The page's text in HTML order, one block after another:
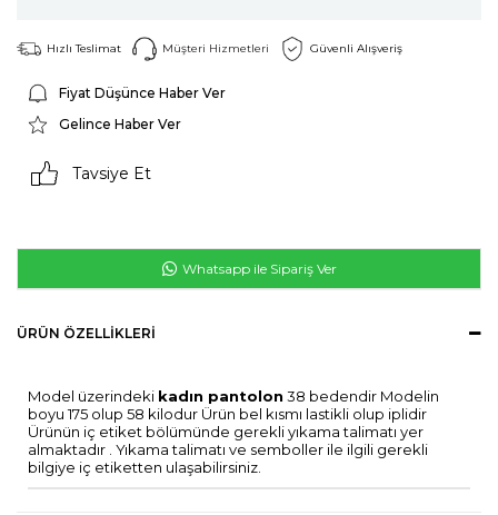
Hızlı Teslimat Müşteri Hizmetleri Güvenli Alışveriş
Fiyat Düşünce Haber Ver
Gelince Haber Ver
Tavsiye Et
Whatsapp ile Sipariş Ver
ÜRÜN ÖZELLIKLERI
Model üzerindeki kadın pantolon 38 bedendir Modelin
boyu 175 olup 58 kilodur Ürün bel kısmı lastikli olup iplidir
Ürünün iç etiket bölümünde gerekli yıkama talimatı yer
almaktadır . Yıkama talimatı ve semboller ile ilgili gerekli
bilgiye iç etiketten ulaşabilirsiniz.